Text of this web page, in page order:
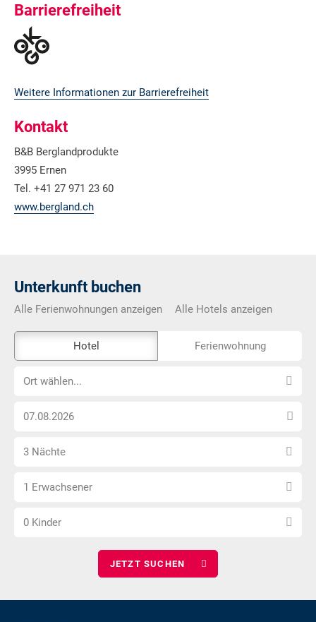
Barrierefreiheit
Weitere Informationen zur Barrierefreiheit
Kontakt
B&B Berglandprodukte
3995 Ernen
Tel. +41 27 971 23 60
www.bergland.ch
Unterkunft buchen
Alle Ferienwohnungen anzeigen Alle Hotels anzeigen
Externe-
Buchungstool
nicht
Hotel Ferienwohnung
OrtOrt wählen...
Anreise
wählen
Anzahl
wählen
3 Nächte
Anzahl
wählen
1 Erwachsener
Anzahl
0 Kinder